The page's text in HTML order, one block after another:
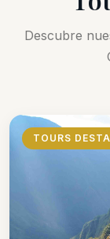
Descubre
TOURS